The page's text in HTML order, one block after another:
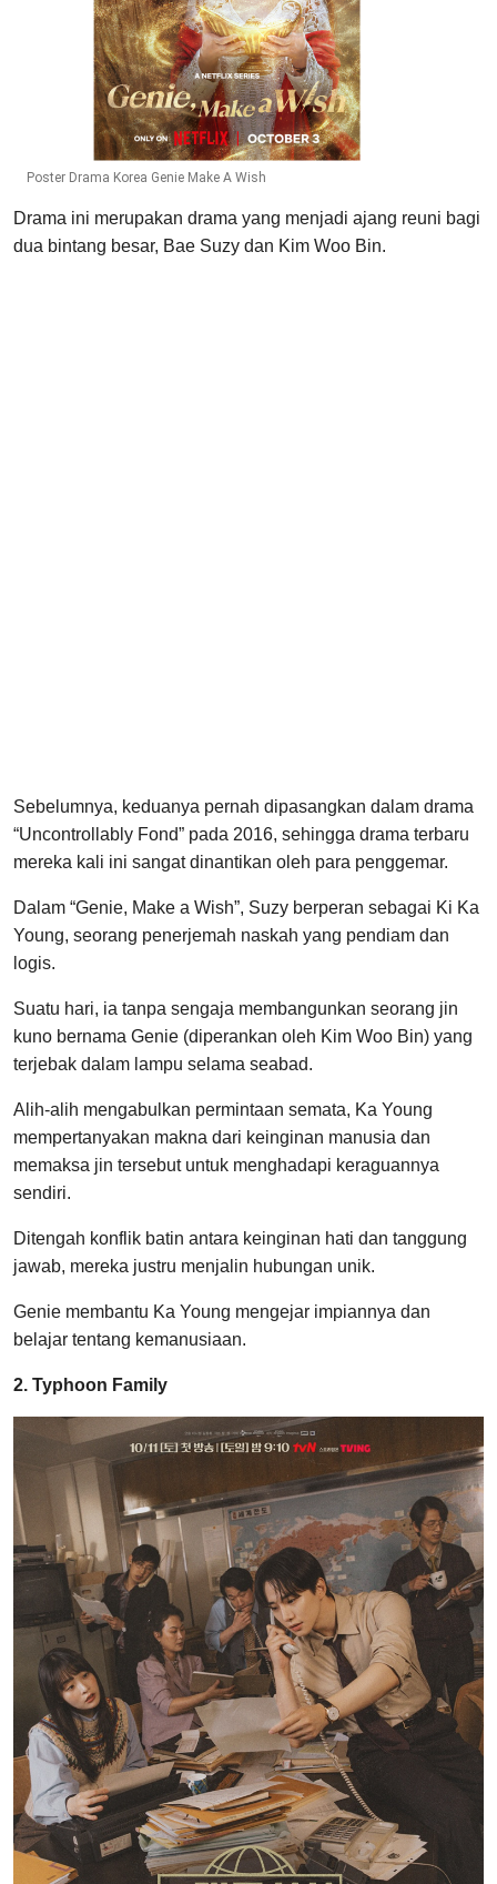
Poster Drama Korea Genie Make A Wish
Drama ini merupakan drama yang menjadi ajang reuni bagi
dua bintang besar, Bae Suzy dan Kim Woo Bin.
Sebelumnya, keduanya pernah dipasangkan dalam drama
“Uncontrollably Fond” pada 2016, sehingga drama terbaru
mereka kali ini sangat dinantikan oleh para penggemar.
Dalam “Genie, Make a Wish”, Suzy berperan sebagai Ki Ka
Young, seorang penerjemah naskah yang pendiam dan
logis.
Suatu hari, ia tanpa sengaja membangunkan seorang jin
kuno bernama Genie (diperankan oleh Kim Woo Bin) yang
terjebak dalam lampu selama seabad.
Alih-alih mengabulkan permintaan semata, Ka Young
mempertanyakan makna dari keinginan manusia dan
memaksa jin tersebut untuk menghadapi keraguannya
sendiri.
Ditengah konflik batin antara keinginan hati dan tanggung
jawab, mereka justru menjalin hubungan unik.
Genie membantu Ka Young mengejar impiannya dan
belajar tentang kemanusiaan.
2. Typhoon Family